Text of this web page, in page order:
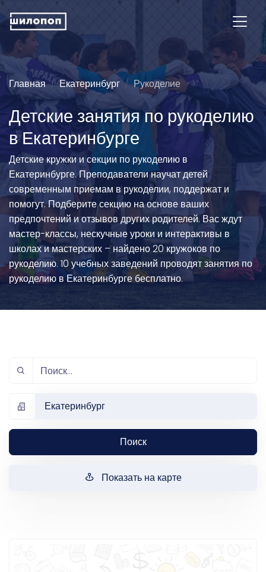
Главная Екатеринбург Рукоделие
Детские занятия по рукоделию
в Екатеринбурге
Детские кружки и секции по рукоделию в
Екатеринбурге. Преподаватели научат детей
современным приемам в рукоделии, поддержат и
помогут. Подберите секцию на основе ваших
предпочтений и отзывов других родителей. Вас ждут
мастер-классы, нескучные уроки и интерактивы в
школах и мастерских – найдено 20 кружоков по
рукоделию. 10 учебных заведений проводят занятия по
рукоделию в Екатеринбурге бесплатно.
Екатеринбург
Поиск
Показать на карте